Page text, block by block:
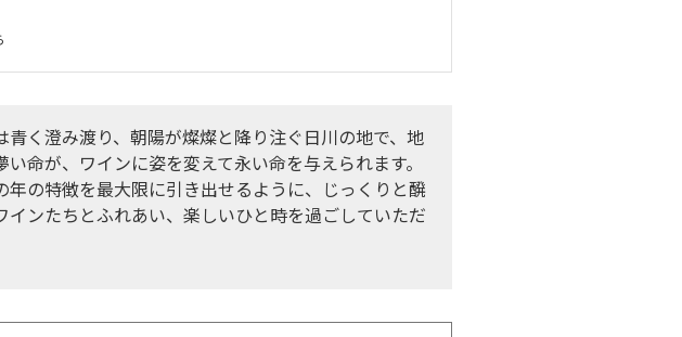
く澄み渡り、朝陽が燦燦と降り注ぐ日川の地で、地
命が、ワインに姿を変えて永い命を与えられます。
の特徴を最大限に引き出せるように、じっくりと醗
ンたちとふれあい、楽しいひと時を過ごしていただ